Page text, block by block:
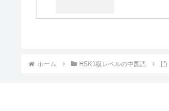
ホーム HSK1級レベルの中国語